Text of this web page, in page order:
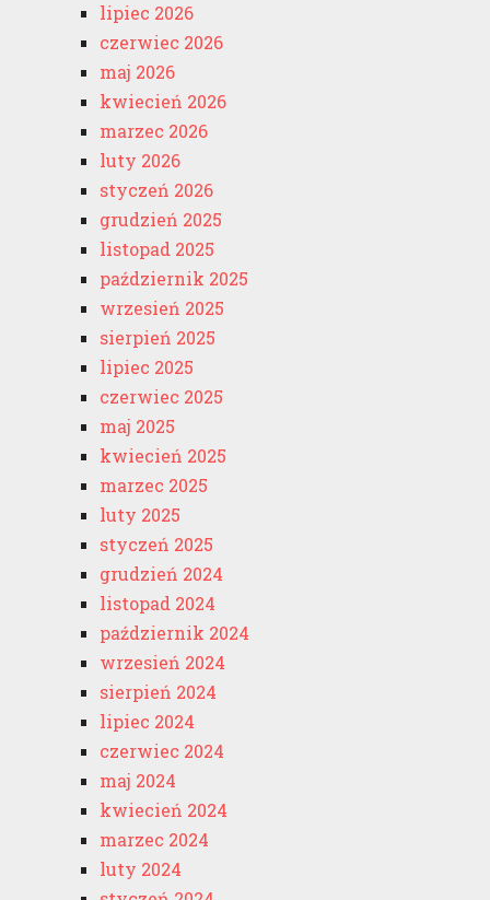
lipiec 2026
czerwiec 2026
maj 2026
kwiecień 2026
marzec 2026
luty 2026
styczeń 2026
grudzień 2025
listopad 2025
październik 2025
wrzesień 2025
sierpień 2025
lipiec 2025
czerwiec 2025
maj 2025
kwiecień 2025
marzec 2025
luty 2025
styczeń 2025
grudzień 2024
listopad 2024
październik 2024
wrzesień 2024
sierpień 2024
lipiec 2024
czerwiec 2024
maj 2024
kwiecień 2024
marzec 2024
luty 2024